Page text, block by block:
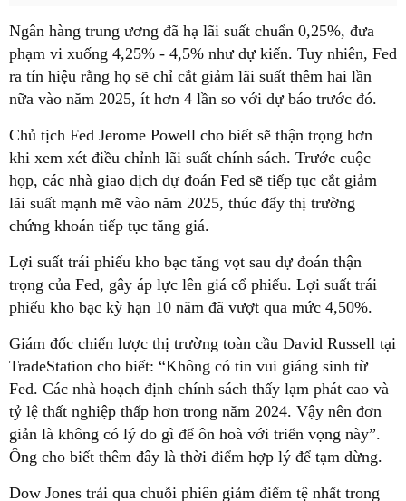
Ngân hàng trung ương đã hạ lãi suất chuẩn 0,25%, đưa
phạm vi xuống 4,25% - 4,5% như dự kiến. Tuy nhiên, Fed
ra tín hiệu rằng họ sẽ chỉ cắt giảm lãi suất thêm hai lần
nữa vào năm 2025, ít hơn 4 lần so với dự báo trước đó.
Chủ tịch Fed Jerome Powell cho biết sẽ thận trọng hơn
khi xem xét điều chỉnh lãi suất chính sách. Trước cuộc
họp, các nhà giao dịch dự đoán Fed sẽ tiếp tục cắt giảm
lãi suất mạnh mẽ vào năm 2025, thúc đẩy thị trường
chứng khoán tiếp tục tăng giá.
Lợi suất trái phiếu kho bạc tăng vọt sau dự đoán thận
trọng của Fed, gây áp lực lên giá cổ phiếu. Lợi suất trái
phiếu kho bạc kỳ hạn 10 năm đã vượt qua mức 4,50%.
Giám đốc chiến lược thị trường toàn cầu David Russell tại
TradeStation cho biết: “Không có tin vui giáng sinh từ
Fed. Các nhà hoạch định chính sách thấy lạm phát cao và
tỷ lệ thất nghiệp thấp hơn trong năm 2024. Vậy nên đơn
giản là không có lý do gì để ôn hoà với triển vọng này”.
Ông cho biết thêm đây là thời điểm hợp lý để tạm dừng.
Dow Jones trải qua chuỗi phiên giảm điểm tệ nhất trong